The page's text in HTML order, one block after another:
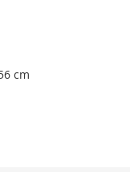
cm